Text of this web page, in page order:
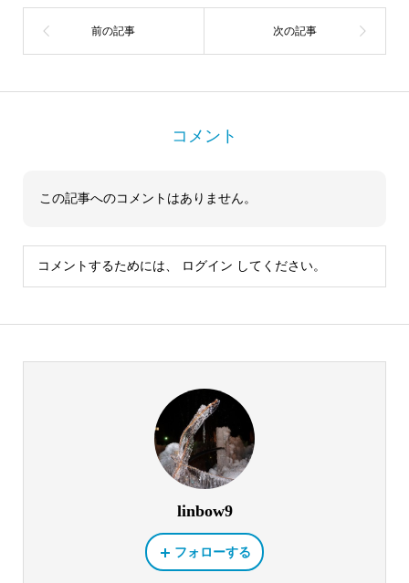
コメント
この記事へのコメントはありません。
コメントするためには、 ログイン してください。
linbow9
フォローする